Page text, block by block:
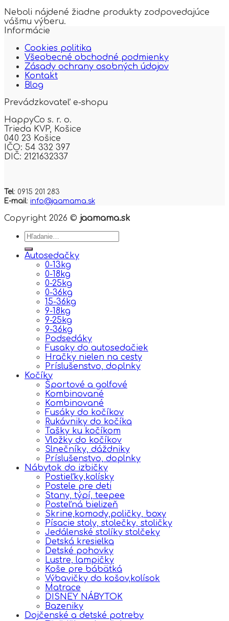
Neboli nájdené žiadne produkty zodpovedajúce
vášmu výberu.
Informácie
Cookies politika
Všeobecné obchodné podmienky
Zásady ochrany osobných údajov
Kontakt
Blog
Prevádzkovateľ e-shopu
HappyCo s. r. o.
Trieda KVP, Košice
040 23 Košice
IČO: 54 332 397
DIČ: 2121632337
Tel: 0915 201 283
E-mail: info@jaamama.sk
Copyright 2026 © jaamama.sk
Hľadať:
Autosedačky
0-13kg
0-18kg
0-25kg
0-36kg
15-36kg
9-18kg
9-25kg
9-36kg
Podsedáky
Fusaky do autosedačiek
Hračky nielen na cesty
Príslušenstvo, doplnky
Kočíky
Športové a golfové
Kombinované
Kombinované
Fusáky do kočíkov
Rukávniky do kočíka
Tašky ku kočíkom
Vložky do kočíkov
Slnečníky, dáždniky
Príslušenstvo, doplnky
Nábytok do izbičky
Postieľky,kolísky
Postele pre deti
Stany, týpí, teepee
Posteľná bielizeň
Skrine,komody,poličky, boxy
Písacie stoly, stolečky, stoličky
Jedálenské stolíky stolčeky
Detská kresielka
Detské pohovky
Lustre, lampičky
Koše pre bábätká
Výbavičky do košov,kolísok
Matrace
DISNEY NÁBYTOK
Bazeniky
Dojčenské a detské potreby